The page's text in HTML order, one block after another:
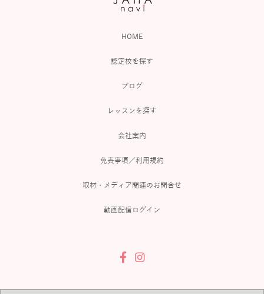
HOME
認定校を探す
ブログ
レッスンを探す
会社案内
免責事項／利用規約
取材・メディア関連のお問合せ
動画配信ログイン